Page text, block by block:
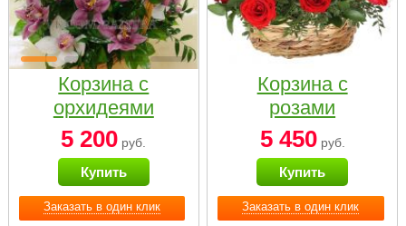
Заказать в один клик
Корзина с
орхидеями
малая
5 200 руб.
Купить
Заказать в один клик
Корзина с
розами
«Красный
Париж»
5 450руб.
Купить